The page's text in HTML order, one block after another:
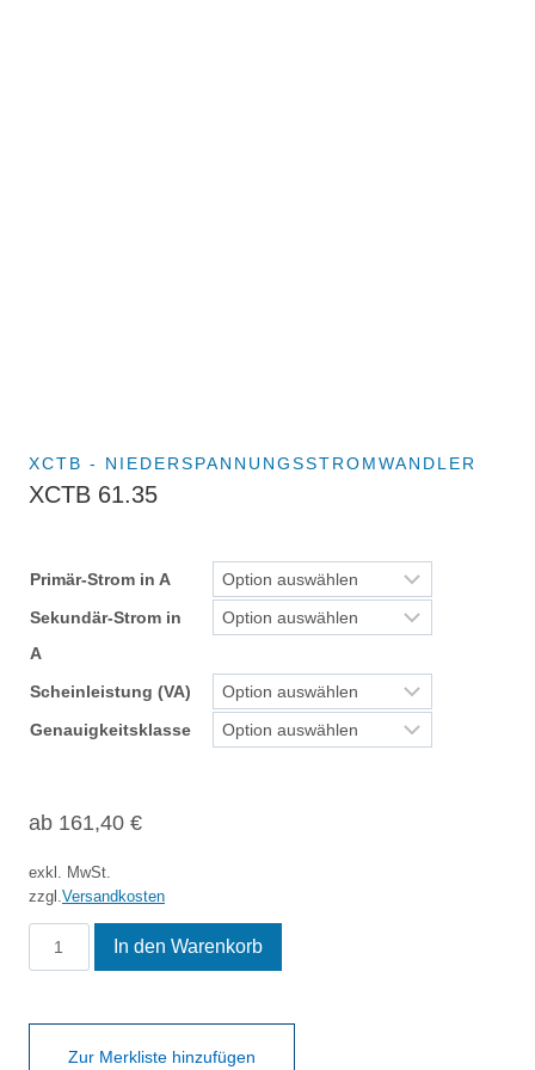
XCTB - NIEDERSPANNUNGSSTROMWANDLER
XCTB 61.35
Primär-Strom in A
Sekundär-Strom in
A
Scheinleistung (VA)
Genauigkeitsklasse
ab 161,40 €
exkl. MwSt.
zzgl.Versandkosten
In den Warenkorb
Zur Merkliste hinzufügen